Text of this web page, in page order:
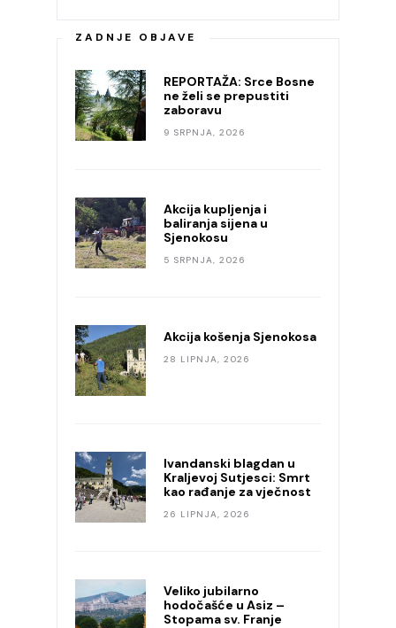
ZADNJE OBJAVE
REPORTAŽA: Srce Bosne
ne želi se prepustiti
zaboravu
9 SRPNJA, 2026
Akcija kupljenja i
baliranja sijena u
Sjenokosu
5 SRPNJA, 2026
Akcija košenja Sjenokosa
28 LIPNJA, 2026
Ivandanski blagdan u
Kraljevoj Sutjesci: Smrt
kao rađanje za vječnost
26 LIPNJA, 2026
Veliko jubilarno
hodočašće u Asiz –
Stopama sv. Franje